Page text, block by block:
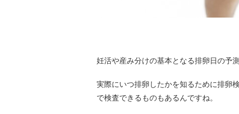
妊活や産み分けの基本となる排卵日の予測
実際にいつ排卵したかを知るために排卵
で検査できるものもあるんですね。